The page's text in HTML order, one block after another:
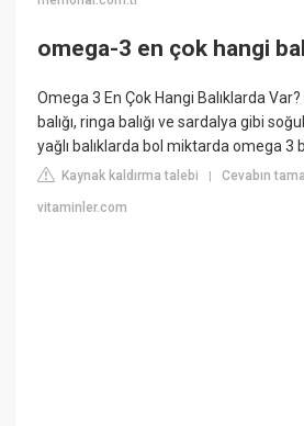
omega-3 en çok hangi
Omega 3 En Çok Hangi Balıklarda
balığı, ringa balığı ve sardalya gibi
yağlı balıklarda bol miktarda omega 3
Kaynak kaldırma talebi |Cevabın
vitaminler.com